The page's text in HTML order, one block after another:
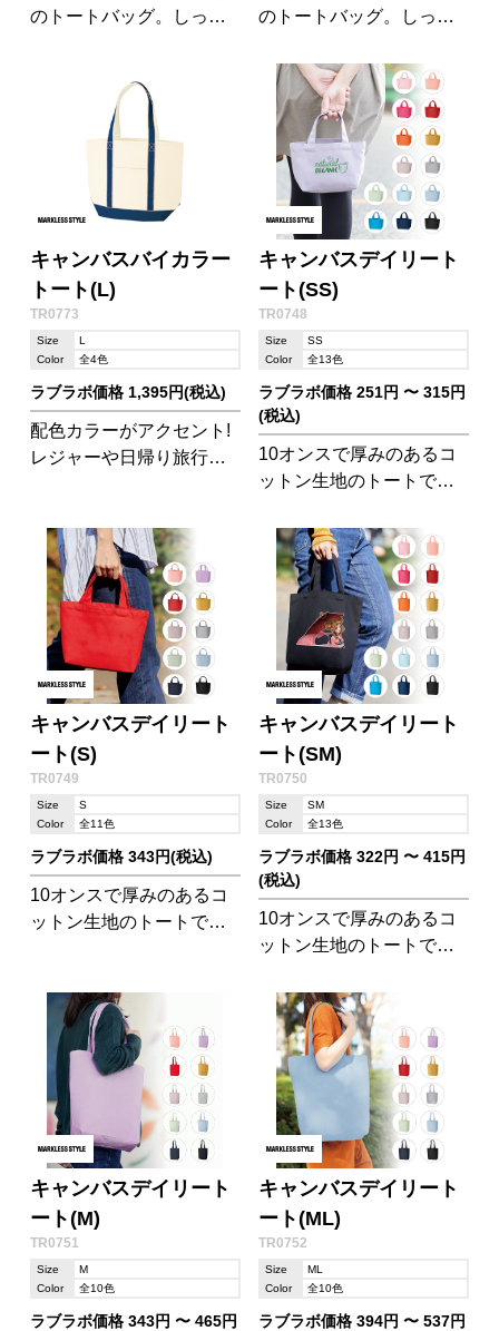
のトートバッグ。しっか
イズのSサイズです。
のトートバッグ。しっか
A4サイズの冊子が入る使
いやすいサイズです。
キャンバスバイカラー
トート(L)
TR0773
Size
L
Color
全4色
ラブラボ価格 1,395円(税込)
配色カラーがアクセント!
レジャーや日帰り旅行な
ッグです。
キャンバスデイリート
ート(SS)
TR0748
Size
SS
Color
全13色
ラブラボ価格 251円 〜 315円
(税込)
10オンスで厚みのあるコ
ットン生地のトートで
けに適したサイズで、鞄
に忍ばせてバッグインバ
ッグとしてもご利用いた
だけます。
キャンバスデイリート
ート(S)
TR0749
Size
S
Color
全11色
ラブラボ価格 343円(税込)
10オンスで厚みのあるコ
ットン生地のトートで
れるのにちょうどいいサ
イズで使い勝手抜群!
キャンバスデイリート
ート(SM)
TR0750
Size
SM
Color
全13色
ラブラボ価格 322円 〜 415円
(税込)
10オンスで厚みのあるコ
ットン生地のトートで
が縦にキレイに収納でき
るバッグ。小さすぎず大
きすぎず、使い勝手の良
いサイズです。
キャンバスデイリート
ート(M)
TR0751
Size
M
Color
全10色
ラブラボ価格 343円 〜 465円
キャンバスデイリート
ート(ML)
TR0752
Size
ML
Color
全10色
ラブラボ価格 394円 〜 537円